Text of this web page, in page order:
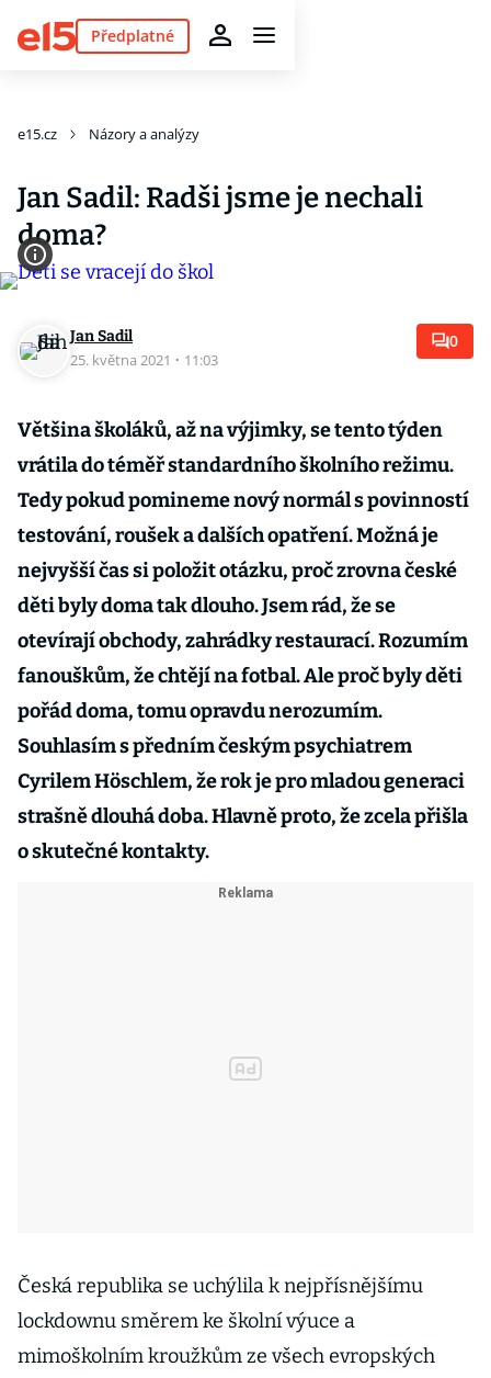
Předplatné
e15.cz Názory a analýzy
Jan Sadil: Radši jsme je nechali
doma?
Jan Sadil
25. května 2021 · 11:03
0
Většina školáků, až na výjimky, se tento týden
vrátila do téměř standardního školního režimu.
Tedy pokud pomineme nový normál s povinností
testování, roušek a dalších opatření. Možná je
nejvyšší čas si položit otázku, proč zrovna české
děti byly doma tak dlouho. Jsem rád, že se
otevírají obchody, zahrádky restaurací. Rozumím
fanouškům, že chtějí na fotbal. Ale proč byly děti
pořád doma, tomu opravdu nerozumím.
Souhlasím s předním českým psychiatrem
Cyrilem Höschlem, že rok je pro mladou generaci
strašně dlouhá doba. Hlavně proto, že zcela přišla
o skutečné kontakty.
Česká republika se uchýlila k nejpřísnějšímu
lockdownu směrem ke školní výuce a
mimoškolním kroužkům ze všech evropských